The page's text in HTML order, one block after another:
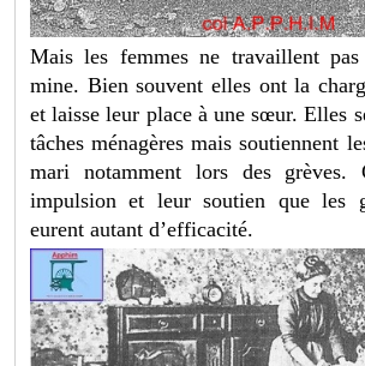
Mais les femmes ne travaillent
mine. Bien souvent elles ont la
et laisse leur place à une sœur. Elles
tâches ménagères mais soutiennent
mari notamment lors des grèves.
impulsion et leur soutien que les
eurent autant d’efficacité.